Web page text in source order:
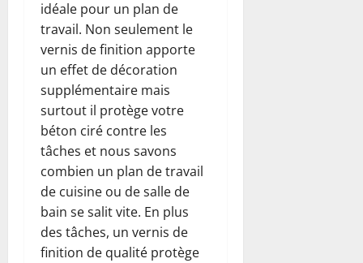
idéale pour un plan de
travail. Non seulement le
vernis de finition apporte
un effet de décoration
supplémentaire mais
surtout il protège votre
béton ciré contre les
tâches et nous savons
combien un plan de travail
de cuisine ou de salle de
bain se salit vite. En plus
des tâches, un vernis de
finition de qualité protège